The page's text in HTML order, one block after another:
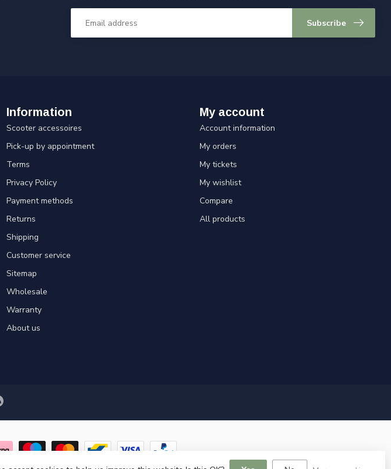
Subscribe
Information
Scooter accessoires
Pick-up by appointment
Terms
Privacy Policy
Payment methods
Returns
Shipping
Customer service
Sitemap
Wholesale
Warranty
About us
My account
Account information
My orders
My tickets
My wishlist
Compare
All products